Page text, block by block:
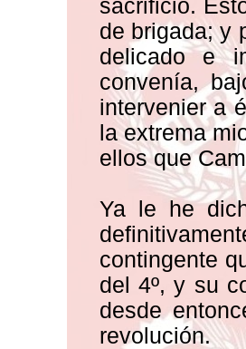
sacrificio.
de brigada; y
delicado e
convenía,
intervenier a
la extrema
ellos que
Ya le he
contingente
del 4º, y su
desde
revolución.